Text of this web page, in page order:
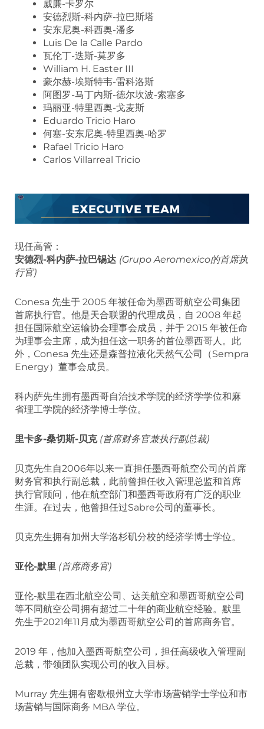
威廉-卡罗尔
安德烈斯-科内萨-拉巴斯塔
安东尼奥-科西奥-潘多
Luis De la Calle Pardo
瓦伦丁-迭斯-莫罗多
William H. Easter III
豪尔赫-埃斯特韦-雷科洛斯
阿图罗-马丁内斯-德尔坎波-索塞多
玛丽亚-特里西奥-戈麦斯
Eduardo Tricio Haro
何塞-安东尼奥-特里西奥-哈罗
Rafael Tricio Haro
Carlos Villarreal Tricio
现任高管：
安德烈-科内萨-拉巴锡达 (Grupo Aeromexico的首席执
行官)
Conesa 先生于 2005 年被任命为墨西哥航空公司集团
首席执行官。他是天合联盟的代理成员，自 2008 年起
担任国际航空运输协会理事会成员，并于 2015 年被任命
为理事会主席，成为担任这一职务的首位墨西哥人。此
外，Conesa 先生还是森普拉液化天然气公司（Sempra
Energy）董事会成员。
科内萨先生拥有墨西哥自治技术学院的经济学学位和麻
省理工学院的经济学博士学位。
里卡多-桑切斯-贝克(首席财务官兼执行副总裁)
贝克先生自2006年以来一直担任墨西哥航空公司的首席
财务官和执行副总裁，此前曾担任收入管理总监和首席
执行官顾问，他在航空部门和墨西哥政府有广泛的职业
生涯。在过去，他曾担任过Sabre公司的董事长。
贝克先生拥有加州大学洛杉矶分校的经济学博士学位。
亚伦-默里 (首席商务官)
亚伦-默里在西北航空公司、达美航空和墨西哥航空公司
等不同航空公司拥有超过二十年的商业航空经验。默里
先生于2021年11月成为墨西哥航空公司的首席商务官。
2019 年，他加入墨西哥航空公司，担任高级收入管理副
总裁，带领团队实现公司的收入目标。
Murray 先生拥有密歇根州立大学市场营销学士学位和市
场营销与国际商务 MBA 学位。